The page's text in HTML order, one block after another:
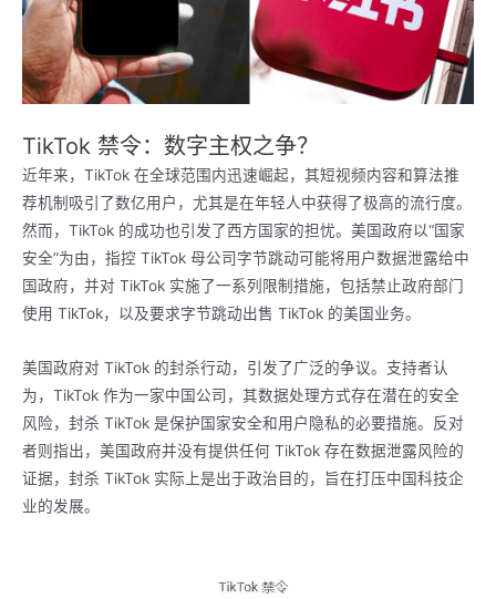
TikTok 禁令：数字主权之争？
近年来，TikTok 在全球范围内迅速崛起，其短视频内容和算法推
荐机制吸引了数亿用户，尤其是在年轻人中获得了极高的流行度。
然而，TikTok 的成功也引发了西方国家的担忧。美国政府以“国家
安全”为由，指控 TikTok 母公司字节跳动可能将用户数据泄露给中
国政府，并对 TikTok 实施了一系列限制措施，包括禁止政府部门
使用 TikTok，以及要求字节跳动出售 TikTok 的美国业务。
美国政府对 TikTok 的封杀行动，引发了广泛的争议。支持者认
为，TikTok 作为一家中国公司，其数据处理方式存在潜在的安全
风险，封杀 TikTok 是保护国家安全和用户隐私的必要措施。反对
者则指出，美国政府并没有提供任何 TikTok 存在数据泄露风险的
证据，封杀 TikTok 实际上是出于政治目的，旨在打压中国科技企
业的发展。